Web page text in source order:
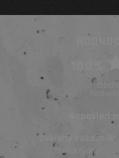
Naposled
Ověřený zákazník
Před 3 týdny